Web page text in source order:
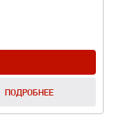
ПОДРОБНЕЕ